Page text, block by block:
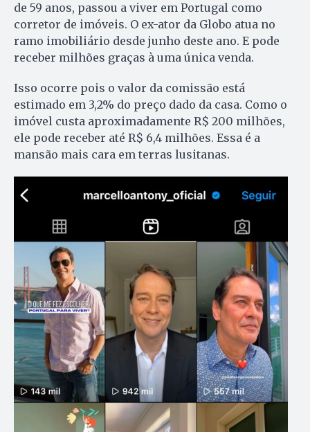
de 59 anos, passou a viver em Portugal como
corretor de imóveis. O ex-ator da Globo atua no
ramo imobiliário desde junho deste ano. E pode
receber milhões graças à uma única venda.
Isso ocorre pois o valor da comissão está
estimado em 3,2% do preço dado da casa. Como o
imóvel custa aproximadamente R$ 200 milhões,
ele pode receber até R$ 6,4 milhões. Essa é a
mansão mais cara em terras lusitanas.